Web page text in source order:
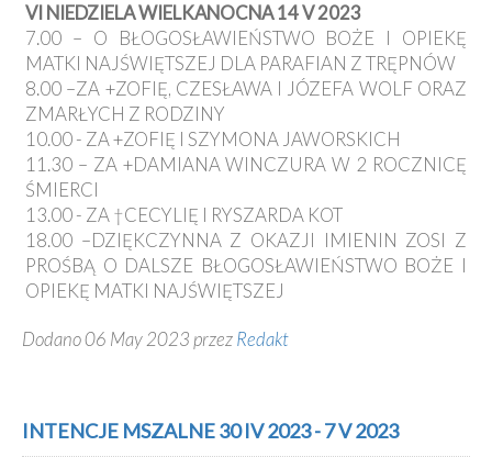
VI NIEDZIELA WIELKANOCNA 14 V 2023
7.00 – O BŁOGOSŁAWIEŃSTWO BOŻE I OPIEKĘ
MATKI NAJŚWIĘTSZEJ DLA PARAFIAN Z TRĘPNÓW
8.00 –ZA +ZOFIĘ, CZESŁAWA I JÓZEFA WOLF ORAZ
ZMARŁYCH Z RODZINY
10.00 - ZA +ZOFIĘ I SZYMONA JAWORSKICH
11.30 – ZA +DAMIANA WINCZURA W 2 ROCZNICĘ
ŚMIERCI
13.00 - ZA †CECYLIĘ I RYSZARDA KOT
18.00 –DZIĘKCZYNNA Z OKAZJI IMIENIN ZOSI Z
PROŚBĄ O DALSZE BŁOGOSŁAWIEŃSTWO BOŻE I
OPIEKĘ MATKI NAJŚWIĘTSZEJ
Dodano 06 May 2023 przezRedakt
INTENCJE MSZALNE 30 IV 2023 - 7 V 2023